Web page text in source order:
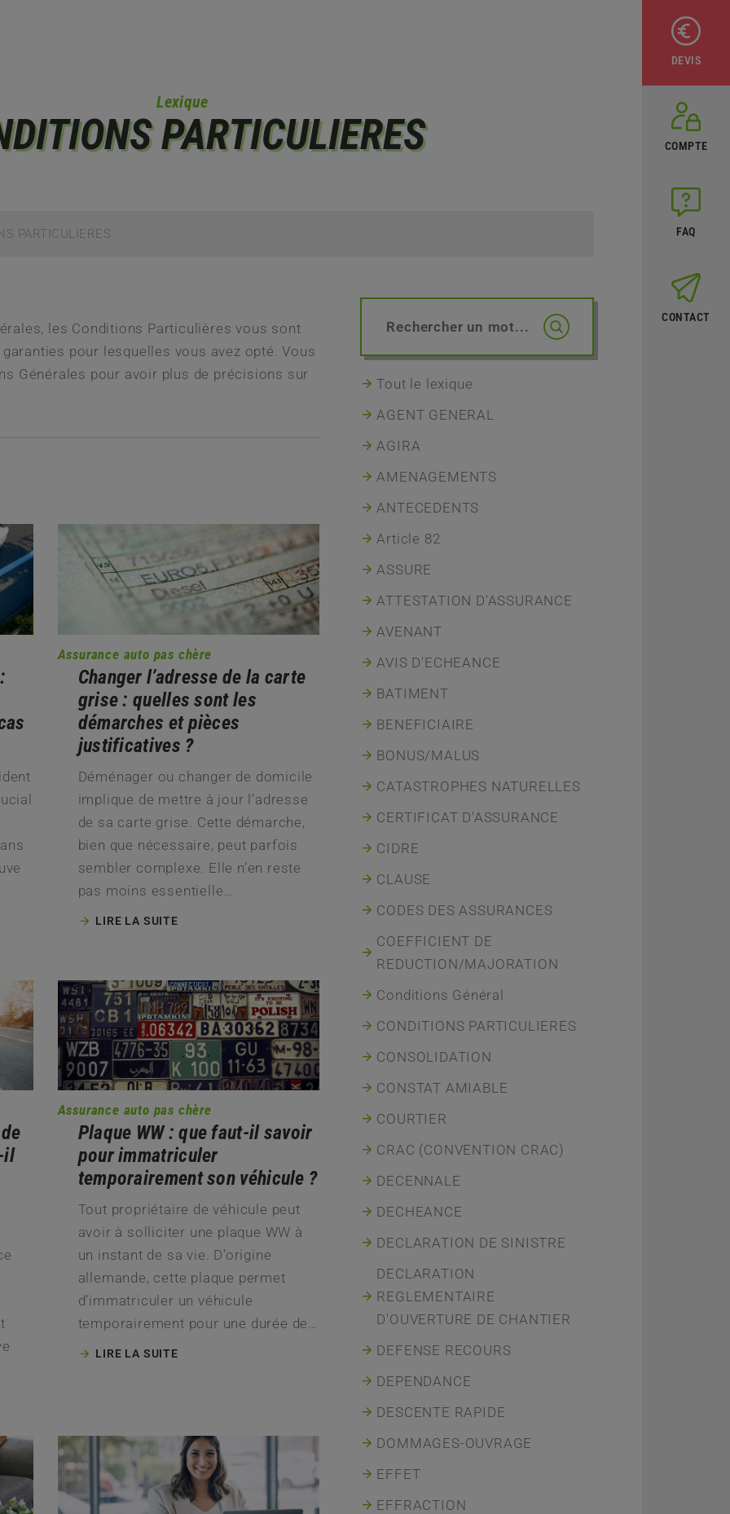
DEVIS
COMPTE
FAQ
CONTACT
Lexique
PARTICULIERES
PARTICULIERES
les Conditions Particulières vous sont
pour lesquelles vous avez opté. Vous
Générales pour avoir plus de précisions sur
Assurance auto pas chère
Changer l’adresse de la carte
grise : quelles sont les
démarches et pièces
justificatives ?
Déménager ou changer de domicile
implique de mettre à jour l’adresse
de sa carte grise. Cette démarche,
bien que nécessaire, peut parfois
sembler complexe. Elle n’en reste
pas moins essentielle…
LIRE LA SUITE
il
Assurance auto pas chère
Plaque WW : que faut-il savoir
pour immatriculer
temporairement son véhicule ?
Tout propriétaire de véhicule peut
avoir à solliciter une plaque WW à
un instant de sa vie. D’origine
allemande, cette plaque permet
d’immatriculer un véhicule
temporairement pour une durée de…
LIRE LA SUITE
Tout le lexique
AGENT GENERAL
AGIRA
AMENAGEMENTS
ANTECEDENTS
Article 82
ASSURE
ATTESTATION D'ASSURANCE
AVENANT
AVIS D'ECHEANCE
BATIMENT
BENEFICIAIRE
BONUS/MALUS
CATASTROPHES NATURELLES
CERTIFICAT D'ASSURANCE
CIDRE
CLAUSE
CODES DES ASSURANCES
COEFFICIENT DE
REDUCTION/MAJORATION
Conditions Général
CONDITIONS PARTICULIERES
CONSOLIDATION
CONSTAT AMIABLE
COURTIER
CRAC (CONVENTION CRAC)
DECENNALE
DECHEANCE
DECLARATION DE SINISTRE
DECLARATION
REGLEMENTAIRE
D'OUVERTURE DE CHANTIER
DEFENSE RECOURS
DEPENDANCE
DESCENTE RAPIDE
DOMMAGES-OUVRAGE
EFFET
EFFRACTION